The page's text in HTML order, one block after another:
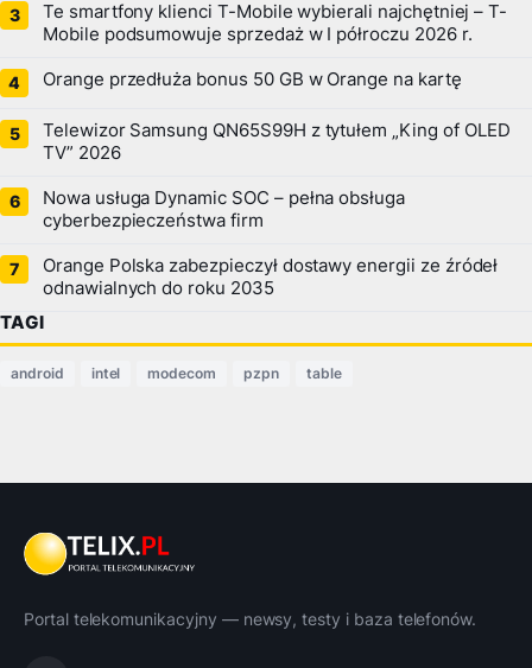
Te smartfony klienci T-Mobile wybierali najchętniej – T-
Mobile podsumowuje sprzedaż w I półroczu 2026 r.
Orange przedłuża bonus 50 GB w Orange na kartę
Telewizor Samsung QN65S99H z tytułem „King of OLED
TV” 2026
Nowa usługa Dynamic SOC – pełna obsługa
cyberbezpieczeństwa firm
Orange Polska zabezpieczył dostawy energii ze źródeł
odnawialnych do roku 2035
TAGI
android intel modecom pzpn table
Portal telekomunikacyjny — newsy, testy i baza telefonów.